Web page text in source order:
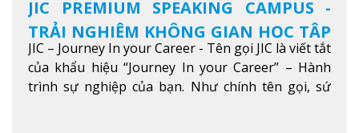
JIC PREMIUM SPEAKING CAMPUS -
TRẢI NGHIỆM KHÔNG GIAN HỌC TẬP
5 SAO TẠI BAGUIO
JIC – Journey In your Career - Tên gọi JIC là viết tắt
của khẩu hiệu “Journey In your Career” – Hành
trình sự nghiệp của bạn. Như chính tên gọi, sứ